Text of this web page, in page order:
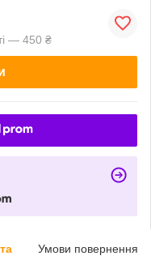
— 450 ₴
Умови повернення